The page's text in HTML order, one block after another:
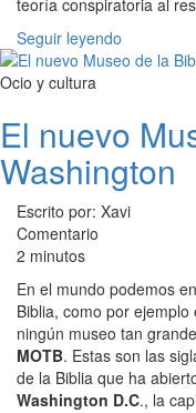
teoría conspiratoria al
Seguir leyendo
Ocio y cultura
El nuevo
Washington
Escrito por: Xavi
Comentario
2 minutos
En el mundo podemos
Biblia, como por ejemplo
ningún museo tan
MOTB. Estas son las
de la Biblia que ha
Washington D.C., la